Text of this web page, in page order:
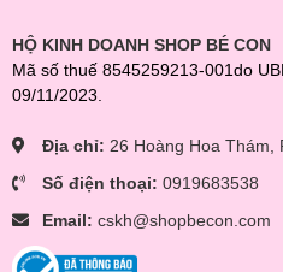
HỘ KINH DOANH SHOP BÉ CON
Mã số thuế 8545259213-001do
09/11/2023.
Địa chỉ: 26 Hoàng Hoa Thám,
Số điện thoại: 0919683538
Email: cskh@shopbecon.com